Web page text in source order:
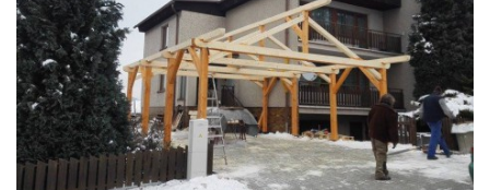
Marek Petruželka
Studýnka 131
Hronov
549 46